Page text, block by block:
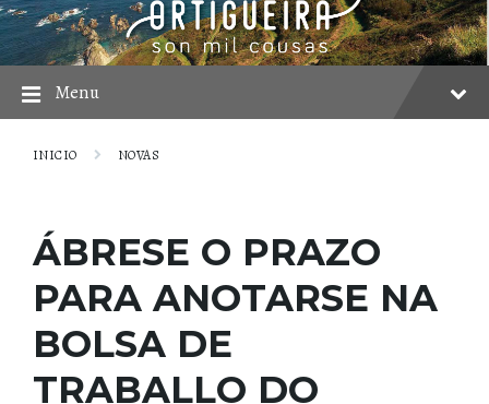
Skip
to
content
Skip
to
main
navigation
Skip
to
footer
Menu
INICIO NOVAS
ÁBRESE O PRAZO
PARA ANOTARSE NA
BOLSA DE
TRABALLO DO